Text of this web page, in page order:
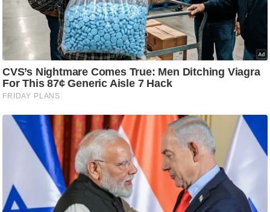
ण
स
सा
म
यि
मा
स्तं
भ